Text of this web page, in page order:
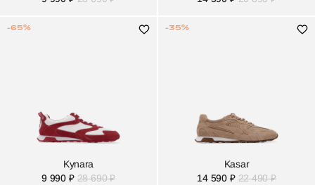
Kynara
9 990 ₽ 28 690 ₽
-65%
Kasar
14 590 ₽ 22 490 ₽
-35%